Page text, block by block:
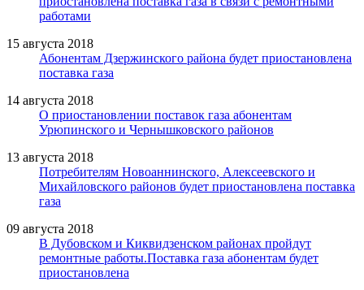
работами
15 августа 2018
Абонентам Дзержинского района будет приостановлена
поставка газа
14 августа 2018
О приостановлении поставок газа абонентам
Урюпинского и Чернышковского районов
13 августа 2018
Потребителям Новоаннинского, Алексеевского и
Михайловского районов будет приостановлена поставка
газа
09 августа 2018
В Дубовском и Киквидзенском районах пройдут
ремонтные работы.Поставка газа абонентам будет
приостановлена